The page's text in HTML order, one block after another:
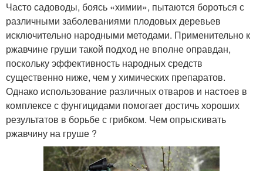
Часто садоводы, боясь «химии», пытаются бороться с
различными заболеваниями плодовых деревьев
исключительно народными методами. Применительно к
ржавчине груши такой подход не вполне оправдан,
поскольку эффективность народных средств
существенно ниже, чем у химических препаратов.
Однако использование различных отваров и настоев в
комплексе с фунгицидами помогает достичь хороших
результатов в борьбе с грибком. Чем опрыскивать
ржавчину на груше ?